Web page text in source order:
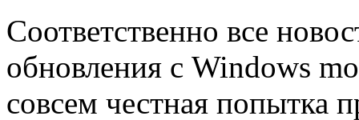
Соответственно все
обновления с Windows
совсем честная попытка